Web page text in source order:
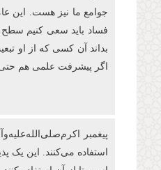
جوامع ما نیز هست. این
فساد باید سعی کنیم سطح
بداند آن کسی که از او
اگر پیشرفت علمی هم حتی
پیغمبر
استفاده می‌کنند. این یک